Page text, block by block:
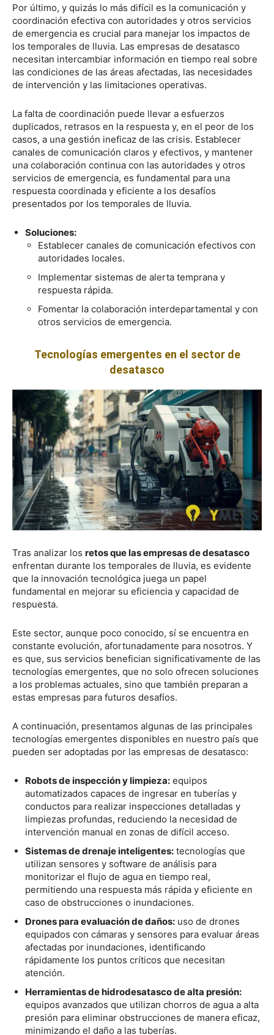
Por último, y quizás lo más difícil es la comunicación y
coordinación efectiva con autoridades y otros servicios
de emergencia es crucial para manejar los impactos de
los temporales de lluvia. Las empresas de desatasco
necesitan intercambiar información en tiempo real sobre
las condiciones de las áreas afectadas, las necesidades
de intervención y las limitaciones operativas.
La falta de coordinación puede llevar a esfuerzos
duplicados, retrasos en la respuesta y, en el peor de los
casos, a una gestión ineficaz de las crisis. Establecer
canales de comunicación claros y efectivos, y mantener
una colaboración continua con las autoridades y otros
servicios de emergencia, es fundamental para una
respuesta coordinada y eficiente a los desafíos
presentados por los temporales de lluvia.
Soluciones:
Establecer canales de comunicación efectivos con
autoridades locales.
Implementar sistemas de alerta temprana y
respuesta rápida.
Fomentar la colaboración interdepartamental y con
otros servicios de emergencia.
Tecnologías emergentes en el sector de
desatasco
Tras analizar los retos que las empresas de desatasco
enfrentan durante los temporales de lluvia, es evidente
que la innovación tecnológica juega un papel
fundamental en mejorar su eficiencia y capacidad de
respuesta.
Este sector, aunque poco conocido, sí se encuentra en
constante evolución, afortunadamente para nosotros. Y
es que, sus servicios benefician significativamente de las
tecnologías emergentes, que no solo ofrecen soluciones
a los problemas actuales, sino que también preparan a
estas empresas para futuros desafíos.
A continuación, presentamos algunas de las principales
tecnologías emergentes disponibles en nuestro país que
pueden ser adoptadas por las empresas de desatasco:
Robots de inspección y limpieza: equipos
automatizados capaces de ingresar en tuberías y
conductos para realizar inspecciones detalladas y
limpiezas profundas, reduciendo la necesidad de
intervención manual en zonas de difícil acceso.
Sistemas de drenaje inteligentes: tecnologías que
utilizan sensores y software de análisis para
monitorizar el flujo de agua en tiempo real,
permitiendo una respuesta más rápida y eficiente en
caso de obstrucciones o inundaciones.
Drones para evaluación de daños: uso de drones
equipados con cámaras y sensores para evaluar áreas
afectadas por inundaciones, identificando
rápidamente los puntos críticos que necesitan
atención.
Herramientas de hidrodesatasco de alta presión:
equipos avanzados que utilizan chorros de agua a alta
presión para eliminar obstrucciones de manera eficaz,
minimizando el daño a las tuberías.